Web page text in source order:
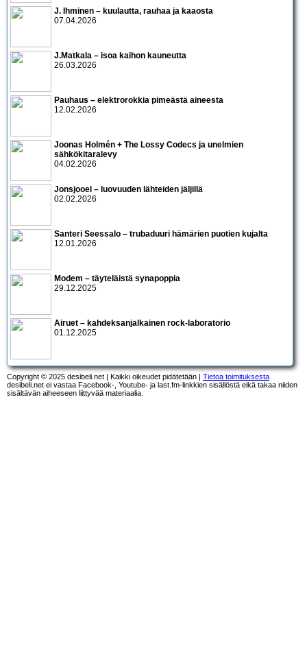
J. Ihminen – kuulautta, rauhaa ja kaaosta
07.04.2026
J.Matkala – isoa kaihon kauneutta
26.03.2026
Pauhaus – elektrorokkia pimeästä aineesta
12.02.2026
Joonas Holmén + The Lossy Codecs ja unelmien
sähkökitaralevy
04.02.2026
Jonsjooel – luovuuden lähteiden jäljillä
02.02.2026
Santeri Seessalo – trubaduuri hämärien puotien kujalta
12.01.2026
Modem – täyteläistä synapoppia
29.12.2025
Airuet – kahdeksanjalkainen rock-laboratorio
01.12.2025
Copyright © 2025 desibeli.net | Kaikki oikeudet pidätetään | Tietoa toimituksesta
desibeli.net ei vastaa Facebook-, Youtube- ja last.fm-linkkien sisällöstä eikä takaa niiden
sisältävän aiheeseen liittyvää materiaalia.